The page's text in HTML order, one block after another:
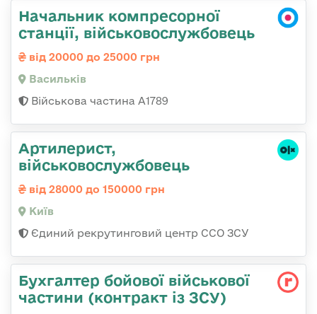
Начальник компресорної
станції, військовослужбовець
від 20000 до 25000 грн
Васильків
Військова частина А1789
Артилерист,
військовослужбовець
від 28000 до 150000 грн
Київ
Єдиний рекрутинговий центр ССО ЗСУ
Бухгалтер бойової військової
частини (контракт із ЗСУ)